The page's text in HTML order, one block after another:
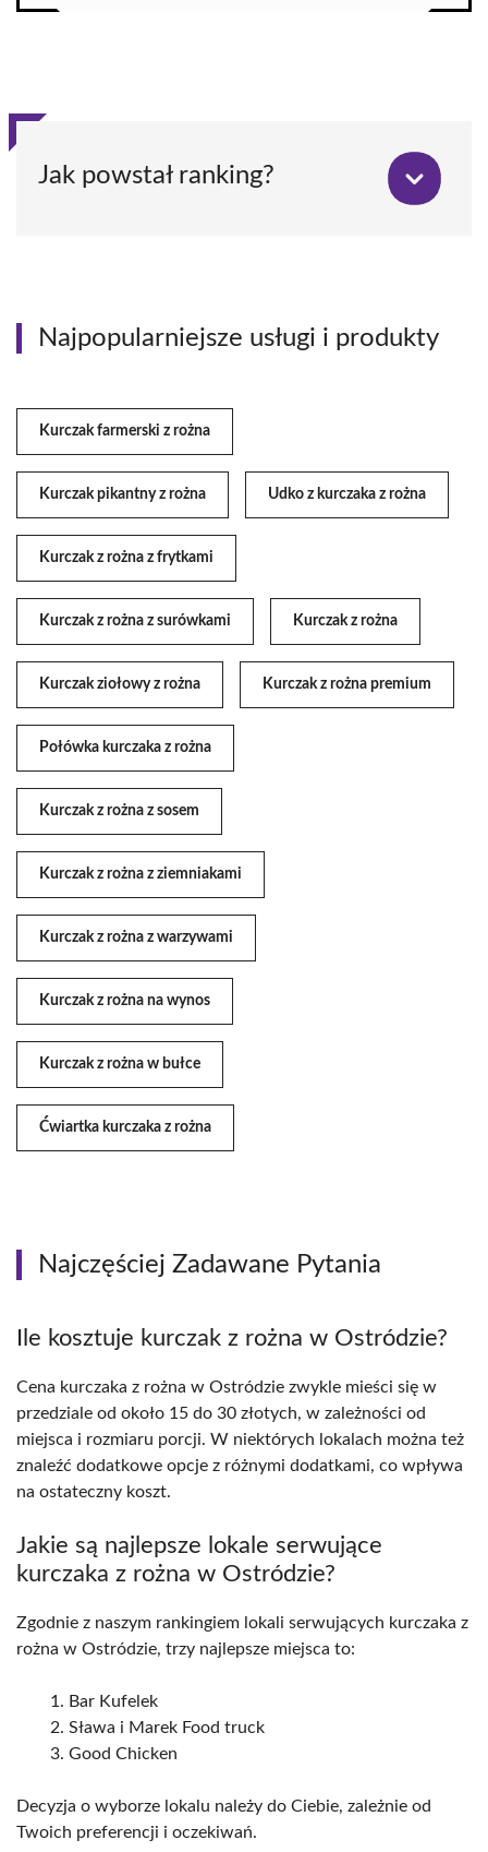
Jak powstał ranking?
Najpopularniejsze usługi i produkty
Kurczak farmerski z rożna
Kurczak pikantny z rożna Udko z kurczaka z rożna
Kurczak z rożna z frytkami
Kurczak z rożna z surówkami Kurczak z rożna
Kurczak ziołowy z rożna Kurczak z rożna premium
Połówka kurczaka z rożna
Kurczak z rożna z sosem
Kurczak z rożna z ziemniakami
Kurczak z rożna z warzywami
Kurczak z rożna na wynos
Kurczak z rożna w bułce
Ćwiartka kurczaka z rożna
Najczęściej Zadawane Pytania
Ile kosztuje kurczak z rożna w Ostródzie?
Cena kurczaka z rożna w Ostródzie zwykle mieści się w
przedziale od około 15 do 30 złotych, w zależności od
miejsca i rozmiaru porcji. W niektórych lokalach można też
znaleźć dodatkowe opcje z różnymi dodatkami, co wpływa
na ostateczny koszt.
Jakie są najlepsze lokale serwujące
kurczaka z rożna w Ostródzie?
Zgodnie z naszym rankingiem lokali serwujących kurczaka z
rożna w Ostródzie, trzy najlepsze miejsca to:
Bar Kufelek
Sława i Marek Food truck
Good Chicken
Decyzja o wyborze lokalu należy do Ciebie, zależnie od
Twoich preferencji i oczekiwań.